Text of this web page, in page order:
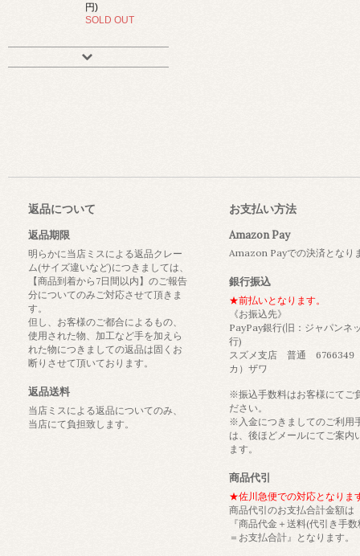
円)
SOLD OUT
返品について
返品期限
明らかに当店ミスによる返品クレー
ム(サイズ違いなど)につきましては、
【商品到着から7日間以内】のご報告
分についてのみご対応させて頂きま
す。
但し、お客様のご都合によるもの、
使用された物、加工など手を加えら
れた物につきましての返品は固くお
断りさせて頂いております。
返品送料
当店ミスによる返品についてのみ、
当店にて負担致します。
お支払い方法
Amazon Pay
Amazon Payでの決済となり
銀行振込
★前払いとなります。
《お振込先》
PayPay銀行(旧：ジャパンネ
行)
スズメ支店 普通 6766349
カ）ザワ
※振込手数料はお客様にてご
ださい。
※入金につきましてのご利用
は、後ほどメールにてご案内
ます。
商品代引
★佐川急便での対応となりま
商品代引のお支払合計金額は
『商品代金＋送料(代引き手
＝お支払合計』となります。